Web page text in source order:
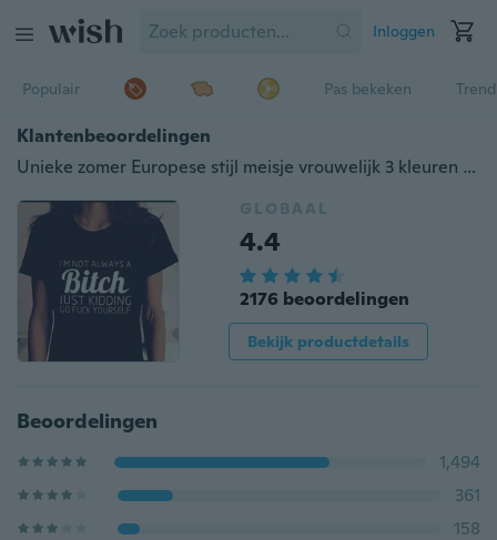
Inloggen
Populair Pas bekeken
Klantenbeoordelingen
Unieke zomer Europese stijl meisje vrouwelijk 3 kleuren grappige bedrukte tops kleding outfits
GLOBAAL
4.4
2176 beoordelingen
Bekijk productdetails
Beoordelingen
1,494
361
158